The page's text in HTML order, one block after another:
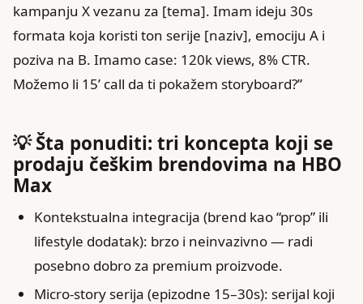
kampanju X vezanu za [tema]. Imam ideju 30s
formata koja koristi ton serije [naziv], emociju A i
poziva na B. Imamo case: 120k views, 8% CTR.
Možemo li 15’ call da ti pokažem storyboard?”
💡 Šta ponuditi: tri koncepta koji se
prodaju češkim brendovima na HBO
Max
Kontekstualna integracija (brend kao “prop” ili
lifestyle dodatak): brzo i neinvazivno — radi
posebno dobro za premium proizvode.
Micro-story serija (epizodne 15–30s): serijal koji